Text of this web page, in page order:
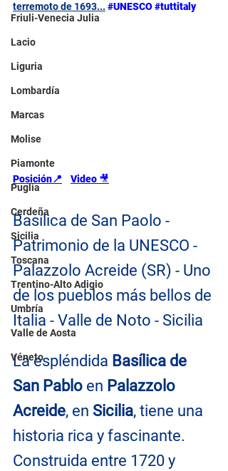
Friuli-Venecia Julia
Lacio
Liguria
Lombardía
Marcas
Molise
Piamonte
Puglia
Cerdeña
Sicilia
Toscana
Trentino-Alto Adigio
Umbría
Valle de Aosta
Véneto
terremoto de 1693... #UNESCO#tuttitaly
Posición📍 Video 🎥
Basílica de San Paolo -
Patrimonio de la UNESCO -
Palazzolo Acreide (SR) - Uno
de los pueblos más bellos de
Italia - Valle de Noto - Sicilia
La espléndida Basílica de
San Pablo en Palazzolo
Acreide, en Sicilia, tiene una
historia rica y fascinante.
Construida entre 1720 y